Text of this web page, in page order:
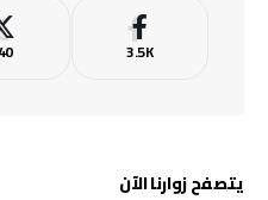
3.5K
يتصفح زوارنا الآن